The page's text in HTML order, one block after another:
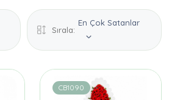
Sırala:
En Çok Satanlar
CB1090